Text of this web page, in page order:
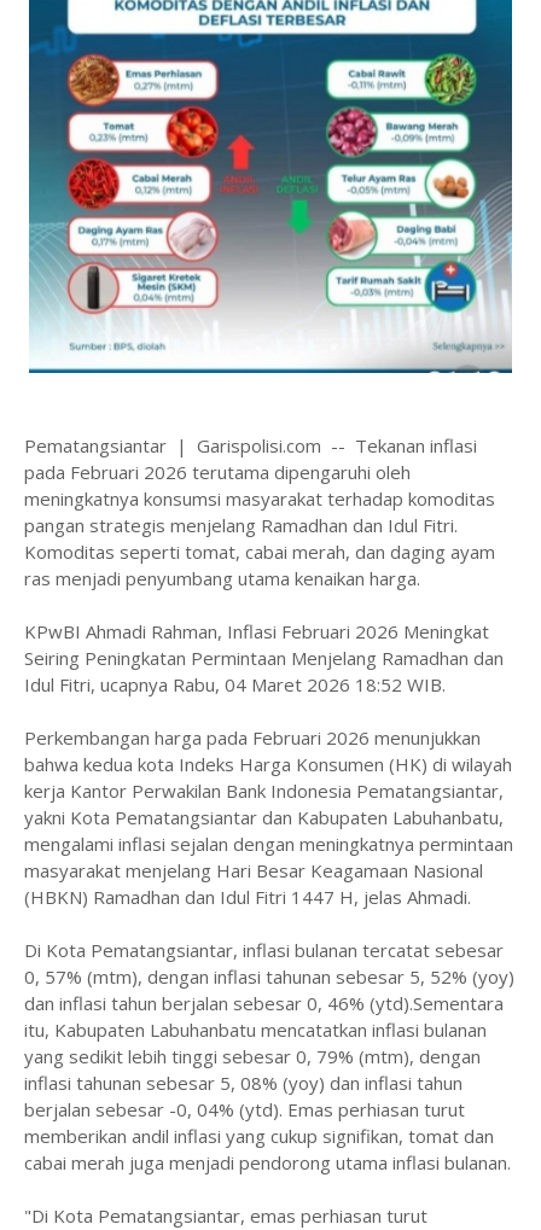
Pematangsiantar | Garispolisi.com -- Tekanan inflasi
pada Februari 2026 terutama dipengaruhi oleh
meningkatnya konsumsi masyarakat terhadap komoditas
pangan strategis menjelang Ramadhan dan Idul Fitri.
Komoditas seperti tomat, cabai merah, dan daging ayam
ras menjadi penyumbang utama kenaikan harga.
KPwBI Ahmadi Rahman, Inflasi Februari 2026 Meningkat
Seiring Peningkatan Permintaan Menjelang Ramadhan dan
Idul Fitri, ucapnya Rabu, 04 Maret 2026 18:52 WIB.
Perkembangan harga pada Februari 2026 menunjukkan
bahwa kedua kota Indeks Harga Konsumen (HK) di wilayah
kerja Kantor Perwakilan Bank Indonesia Pematangsiantar,
yakni Kota Pematangsiantar dan Kabupaten Labuhanbatu,
mengalami inflasi sejalan dengan meningkatnya permintaan
masyarakat menjelang Hari Besar Keagamaan Nasional
(HBKN) Ramadhan dan Idul Fitri 1447 H, jelas Ahmadi.
Di Kota Pematangsiantar, inflasi bulanan tercatat sebesar
0, 57% (mtm), dengan inflasi tahunan sebesar 5, 52% (yoy)
dan inflasi tahun berjalan sebesar 0, 46% (ytd).Sementara
itu, Kabupaten Labuhanbatu mencatatkan inflasi bulanan
yang sedikit lebih tinggi sebesar 0, 79% (mtm), dengan
inflasi tahunan sebesar 5, 08% (yoy) dan inflasi tahun
berjalan sebesar -0, 04% (ytd). Emas perhiasan turut
memberikan andil inflasi yang cukup signifikan, tomat dan
cabai merah juga menjadi pendorong utama inflasi bulanan.
"Di Kota Pematangsiantar, emas perhiasan turut